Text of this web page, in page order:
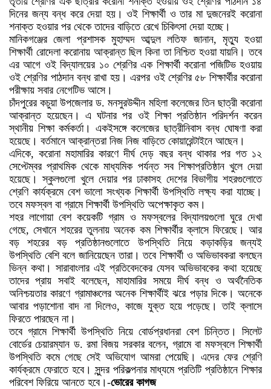
দিনের জন্য বন্ধ করে দেয়া হয়। ওই শিক্ষার্থী ও তার মা দুজনেরই করোনা
শনাক্ত হওয়ার পর থেকে তাদের বাড়িতে রেখে চিকিৎসা দেয়া হচ্ছে।
মানিকগঞ্জের জেলা প্রশাসক মুহাম্মদ আব্দুল লতিফ জানান, মৃত্যু হওয়া
শিক্ষার্থী রোদেলা করোনায় আক্রান্ত ছিল কিনা তা নিশ্চিত হওয়া যায়নি। তবে
এর আগে ওই বিদ্যালয়ের ১০ শ্রেণির এক শিক্ষার্থী করোনা পজিটিভ হওয়ায়
ওই শ্রেণির পাঠদান বন্ধ রাখা হয়। এরপর ওই শ্রেণির ৫৮ শিক্ষার্থীর করোনা
পরীক্ষায় সবার নেগেটিভ আসে।
চাঁদপুরের কচুয়া উপজেলার ড. মনসুরউদ্দীন মহিলা কলেজের তিন ছাত্রী করোনা
আক্রান্ত হয়েছেন। এ ঘটনার পর ওই শিক্ষা প্রতিষ্ঠান পরিদর্শন করেন
স্থানীয় শিক্ষা কর্মকর্তা। একইসঙ্গে কলেজের ছাত্রীনিবাস বন্ধ ঘোষণা করা
হয়েছে। বর্তমানে আক্রান্তরা নিজ নিজ বাড়িতে কোয়ারেন্টাইনে আছেন।
এদিকে, করোনা মহামারির কারণে দীর্ঘ দেড় বছর বন্ধ থাকার পর গত ১২
সেপ্টেম্বর প্রাথমিক থেকে মাধ্যমিক পর্যন্ত সব শিক্ষাপ্রতিষ্ঠান খুলে দেয়া
হয়েছে। স্কুলগুলো খুলে দেয়ার পর ঢাকাসহ দেশের বিভাগীয় শহরগুলোতে
শ্রেণি কার্যক্রমে বেশ ভালো সংখ্যক শিক্ষার্থী উপস্থিতি লক্ষ্য করা যাচ্ছে।
তবে মফস্বল বা গ্রামে শিক্ষার্থী উপস্থিতি অপেক্ষাকৃত কম।
শহর লাগোয়া বেশ কয়েকটি গ্রাম ও মফস্বলের বিদ্যালয়গুলো ঘুরে দেখা
গেছে, সেখানে শহরের তুলনায় অনেক কম শিক্ষার্থীর ক্লাসে ফিরেছে। আর
বড় শহরের বড় প্রতিষ্ঠানগুলোতে উপস্থিতি নিয়ে কড়াকড়ির জন্যই
উপস্থিতি বেশি বলে জানিয়েছেন তারা। তবে শিক্ষার্থী ও অভিভাবকরা বলছেন
ভিন্ন কথা। সারাবাংলার এই প্রতিবেদকের যেসব অভিভাবকের কথা হয়েছে
তাদের প্রায় সবাই বলেছেন, মাহামারির সময়ে দীর্ঘ বন্ধ ও অর্থনৈতিক
অনিশ্চয়তার কারণে গ্রামাঞ্চলের অনেক শিক্ষার্থীই ঝরে পড়ার দিকে। অনেকে
আবার পড়াশোনা বাদ না দিলেও, কাজে যুক্ত হয়ে পড়েছে। তাই ক্লাসে
ফিরতে পারছেন না।
তবে গ্রামে শিক্ষার্থী উপস্থিতি নিয়ে বোর্ডপ্রধানরা বেশ চিন্তিত। সিলেট
বোর্ডের চেয়ারম্যান ড. রমা বিজয় সরকার বলেন, গ্রামে বা মফস্বলে শিক্ষার্থী
উপস্থিতি কমে গেছে সেই অভিযোগ আমরা পেয়েছি। এদের ফের শ্রেণি
কার্যক্রমে ফেরাতে হবে। সুন্দর পরিকল্পনার মাধ্যমে প্রতিটি প্রতিষ্ঠানে শিক্ষার
পরিবেশ ফিরিয়ে আনতে হবে।-ভোরের কাগজ